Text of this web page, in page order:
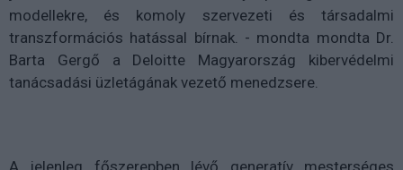
modellekre, és komoly szervezeti és társadalmi
transzformációs hatással bírnak. - mondta mondta Dr.
Barta Gergő a Deloitte Magyarország kibervédelmi
tanácsadási üzletágának vezető menedzsere.